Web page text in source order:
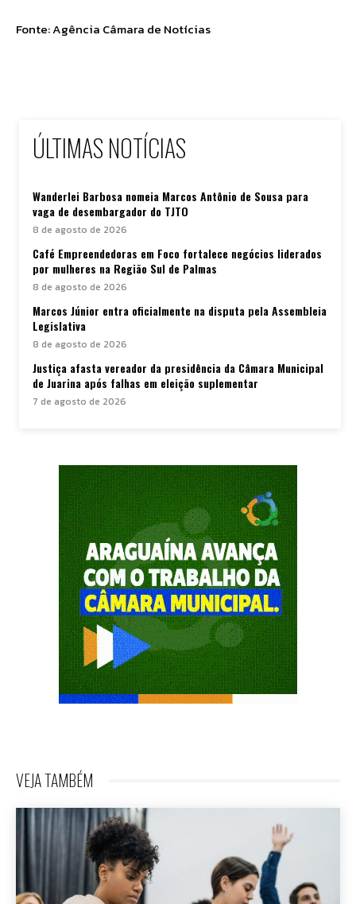
Fonte: Agência Câmara de Notícias
ÚLTIMAS NOTÍCIAS
Wanderlei Barbosa nomeia Marcos Antônio de Sousa para
vaga de desembargador do TJTO
8 de agosto de 2026
Café Empreendedoras em Foco fortalece negócios liderados
por mulheres na Região Sul de Palmas
8 de agosto de 2026
Marcos Júnior entra oficialmente na disputa pela Assembleia
Legislativa
8 de agosto de 2026
Justiça afasta vereador da presidência da Câmara Municipal
de Juarina após falhas em eleição suplementar
7 de agosto de 2026
VEJA TAMBÉM